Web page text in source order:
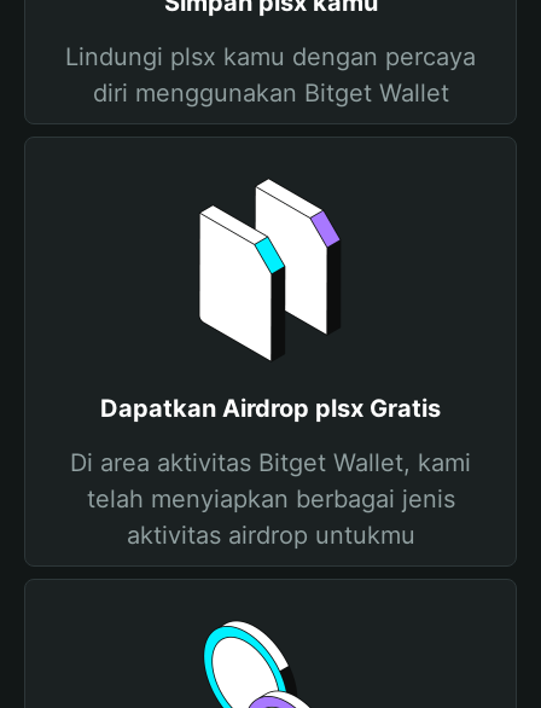
Lindungi plsx kamu dengan percaya
diri menggunakan Bitget Wallet
Dapatkan Airdrop plsx Gratis
Di area aktivitas Bitget Wallet, kami
telah menyiapkan berbagai jenis
aktivitas airdrop untukmu